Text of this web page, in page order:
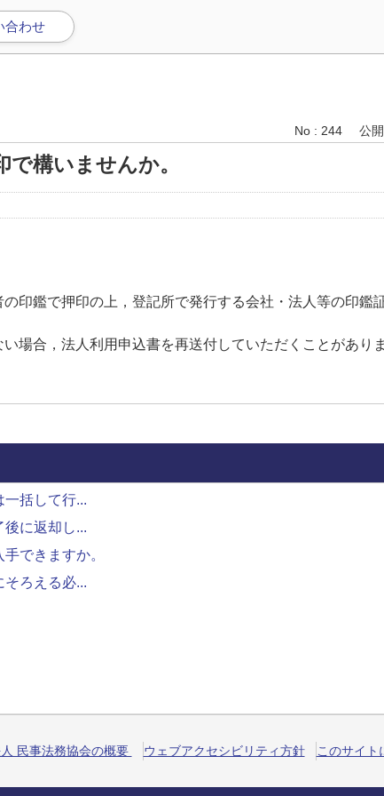
合わせ
No : 244 公
構いませんか。
印鑑で押印の上，登記所で発行する会社・法人等の印鑑
場合，法人利用申込書を再送付していただくことがあり
括して行...
に返却し...
できますか。
ろえる必...
民事法務協会の概要 ウェブアクセシビリティ方針 このサイト